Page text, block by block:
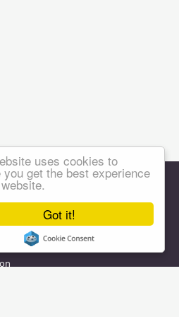
Got it!
uses cookies to
you get the best experience
vous !